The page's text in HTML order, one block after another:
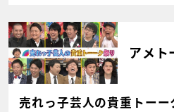
アメト
売れっ子芸人の貴重トー